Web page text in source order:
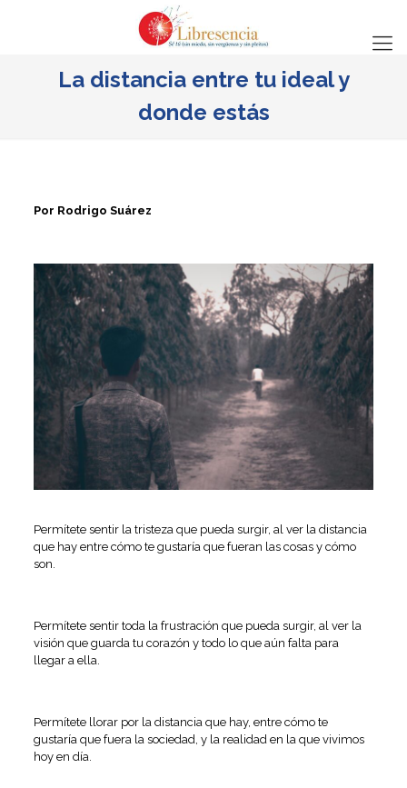
La distancia entre tu ideal y
donde estás
Por Rodrigo Suárez
Permítete sentir la tristeza que pueda surgir, al ver la distancia
que hay entre cómo te gustaría que fueran las cosas y cómo
son.
Permítete sentir toda la frustración que pueda surgir, al ver la
visión que guarda tu corazón y todo lo que aún falta para
llegar a ella.
Permítete llorar por la distancia que hay, entre cómo te
gustaría que fuera la sociedad, y la realidad en la que vivimos
hoy en día.